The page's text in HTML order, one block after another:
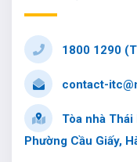
1800 1290
contact-
Tòa nhà
Phường Cầu Giấy,